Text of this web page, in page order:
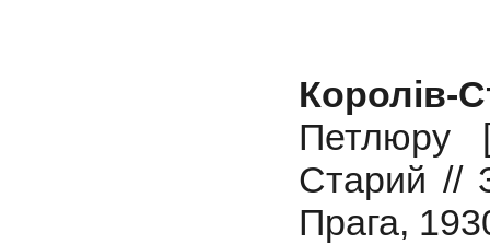
Королів-
Петлюру
Старий //
Прага,